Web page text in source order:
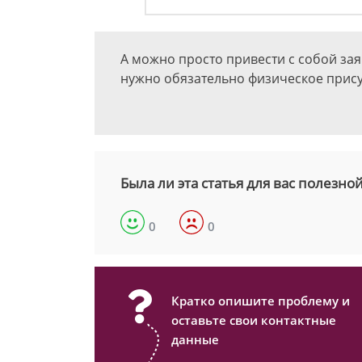
А можно просто привести с собой
нужно обязательно физическое
Была ли эта статья для вас
0 0
Кратко опишите проблему и
оставьте свои контактные
данные